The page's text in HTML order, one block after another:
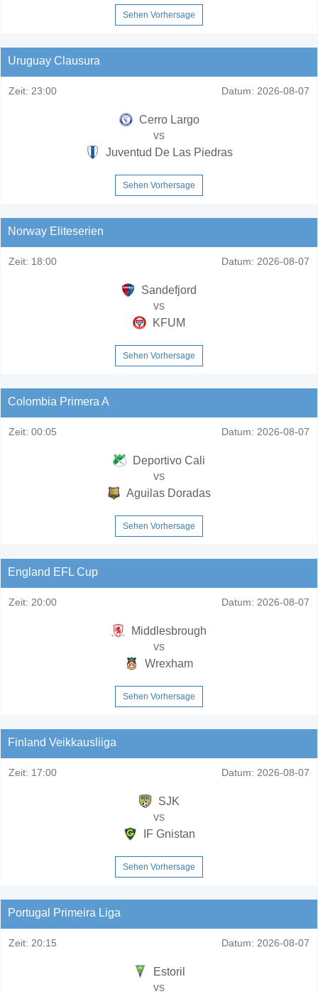
Sehen Vorhersage
Uruguay Clausura
Zeit: 23:00 Datum: 2026-08-07
Cerro Largo
vs
Juventud De Las Piedras
Sehen Vorhersage
Norway Eliteserien
Zeit: 18:00 Datum: 2026-08-07
Sandefjord
vs
KFUM
Sehen Vorhersage
Colombia Primera A
Zeit: 00:05 Datum: 2026-08-07
Deportivo Cali
vs
Aguilas Doradas
Sehen Vorhersage
England EFL Cup
Zeit: 20:00 Datum: 2026-08-07
Middlesbrough
vs
Wrexham
Sehen Vorhersage
Finland Veikkausliiga
Zeit: 17:00 Datum: 2026-08-07
SJK
vs
IF Gnistan
Sehen Vorhersage
Portugal Primeira Liga
Zeit: 20:15 Datum: 2026-08-07
Estoril
vs